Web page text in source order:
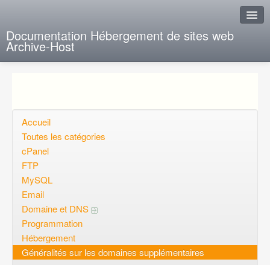
Documentation Hébergement de sites web
Archive-Host
Questions ouvertes
Voulez-vous vous inscrire?
Connexion
Accueil
Toutes les catégories
cPanel
FTP
MySQL
Email
Domaine et DNS
Programmation
Hébergement
Généralités sur les domaines supplémentaires